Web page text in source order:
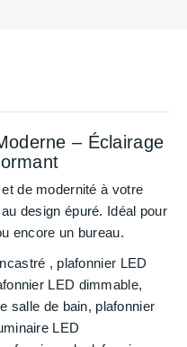
– Éclairage
de modernité à votre
design épuré. Idéal pour
encore un bureau.
, plafonnier LED
LED dimmable,
salle de bain, plafonnier
LED